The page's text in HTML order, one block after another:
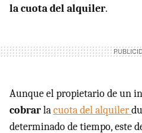
la cuota del alquiler.
Aunque el propietario de un
cobrarlacuota del alquiler
determinado de tiempo, este